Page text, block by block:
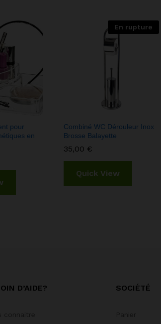
pour
en
En rupture
Combiné WC Dérouleur Inox
Brosse Balayette
35,00 €
Quick View
D’AIDE? SOCIÉTÉ